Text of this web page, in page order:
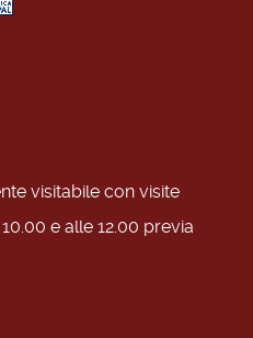
visitabile con visite
e alle 12.00 previa